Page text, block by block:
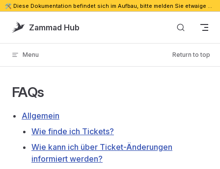
🛠️ Diese Dokumentation befindet sich im Aufbau, bitte melden Sie etwaige Probleme. 🔗
Skip to content
Zammad Hub
Menu Return to top
FAQs
Allgemein
Wie finde ich Tickets?
Wie kann ich über Ticket-Änderungen
informiert werden?